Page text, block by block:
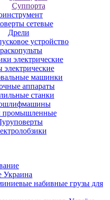
Суппорта
сетевые
Дрели
устройство
электрические
машинки
аппараты
станки
Украина
набивные грузы для